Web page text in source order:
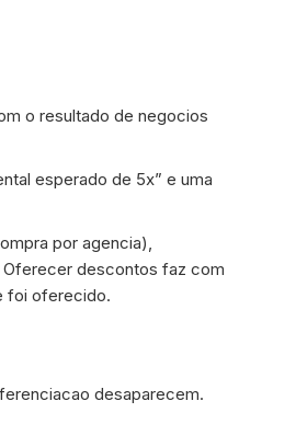
o resultado de negocios
esperado de 5x” e uma
por agencia),
descontos faz com
foi oferecido.
desaparecem.